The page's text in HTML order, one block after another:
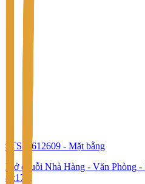
#TS85612609 - Mặt bằng
Mở chuỗi Nhà Hàng - Văn Phòng
8x17m